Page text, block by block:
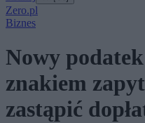
Zero.pl
Biznes
Nowy
znakiem
zastąpić